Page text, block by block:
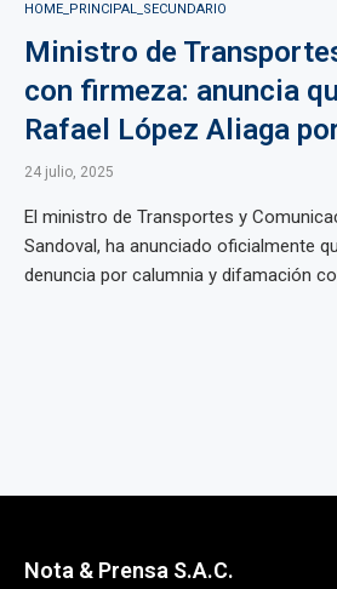
HOME_PRINCIPAL_SECUNDARIO
Ministro de
con firmeza: anuncia
Rafael López Aliaga
24 julio, 2025
El ministro de Transportes y
Sandoval, ha anunciado oficialmente
denuncia por calumnia y difamación
Nota & Prensa S.A.C.